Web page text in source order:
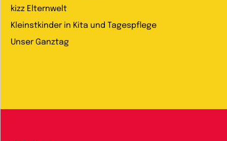
kizz Elternwelt
Kleinstkinder in Kita und Tagespflege
Unser Ganztag